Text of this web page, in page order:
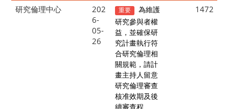
研究倫理中心
202
6-
05-
26
重要
為維護
研究參與者權
益，並確保研
究計畫執行符
合研究倫理相
關規範，請計
畫主持人留意
研究倫理審查
核准效期及後
續審查程
1472